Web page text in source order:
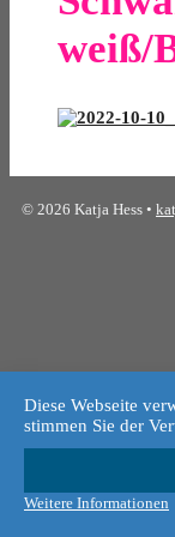
weiß/
© 2026 Katja Hess •
Diese Webseite
stimmen Sie der
Weitere Informationen